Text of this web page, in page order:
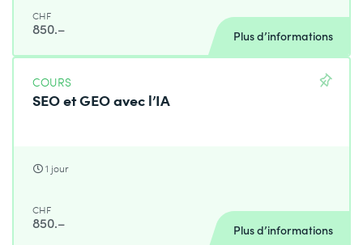
CHF
850.– Plus d’informations
COURS
SEO et GEO avec l’IA
1 jour
CHF
850.– Plus d’informations